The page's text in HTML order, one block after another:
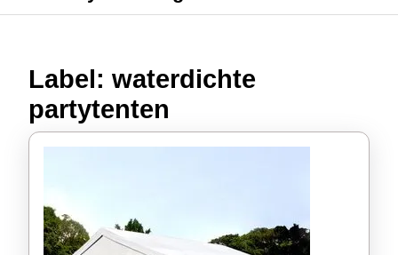
Label: waterdichte
partytenten